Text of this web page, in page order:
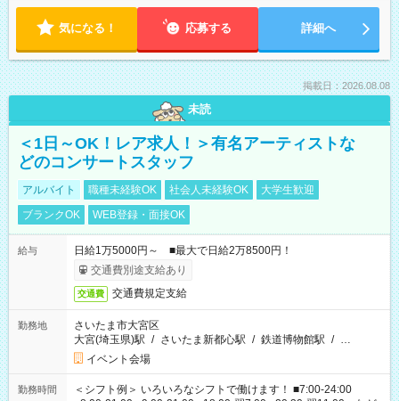
気になる！ 応募する 詳細へ
掲載日：2026.08.08
未読
＜1日～OK！レア求人！＞有名アーティストな
どのコンサートスタッフ
アルバイト 職種未経験OK 社会人未経験OK
大学生歓迎
ブランクOK
WEB登録・面接OK
給与
日給1万5000円～ ■最大で日給2万8500円！
交通費別途支給あり
交通費 交通費規定支給
勤務地
さいたま市大宮区
大宮(埼玉県)駅 / さいたま新都心駅 / 鉄道博物館駅 / …
イベント会場
勤務時間
＜シフト例＞ いろいろなシフトで働けます！ ■7:00-24:00